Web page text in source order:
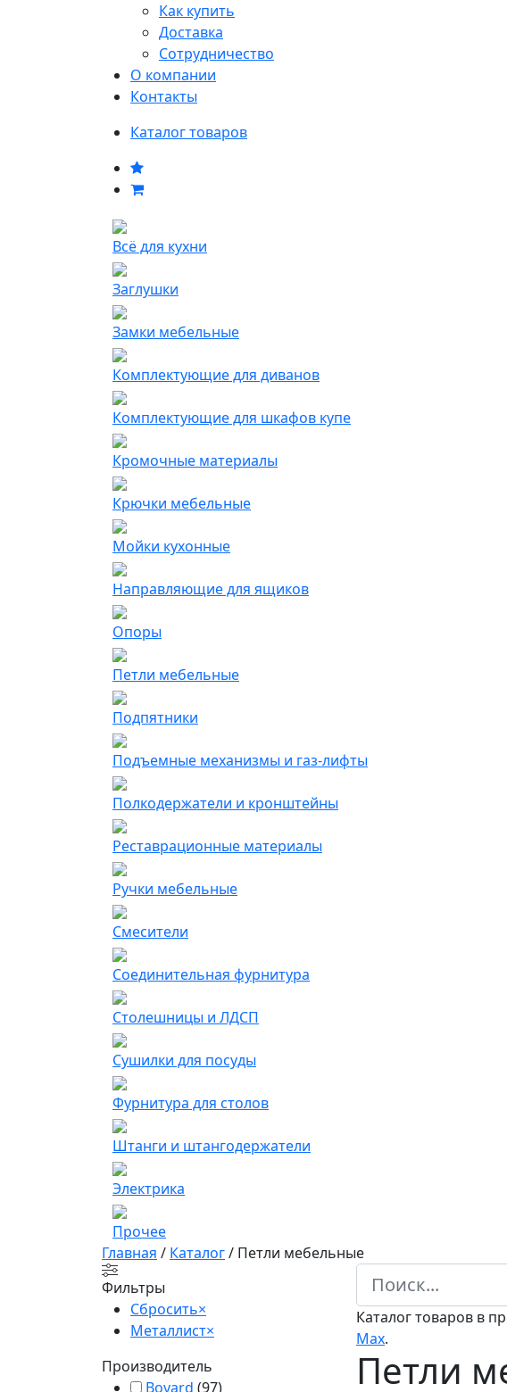
Как купить
Доставка
Сотрудничество
О компании
Контакты
Каталог товаров
Всё для кухни
Заглушки
Замки мебельные
Комплектующие для диванов
Комплектующие для шкафов купе
Кромочные материалы
Крючки мебельные
Мойки кухонные
Направляющие для ящиков
Опоры
Петли мебельные
Подпятники
Подъемные механизмы и газ-лифты
Полкодержатели и кронштейны
Реставрационные материалы
Ручки мебельные
Смесители
Соединительная фурнитура
Столешницы и ЛДСП
Сушилки для посуды
Фурнитура для столов
Штанги и штангодержатели
Электрика
Прочее
Главная / Каталог/ Петли мебельные
Фильтры
Сбросить×
Металлист×
Производитель
Boyard (97)
Каталог товаров в
Мах.
Петли